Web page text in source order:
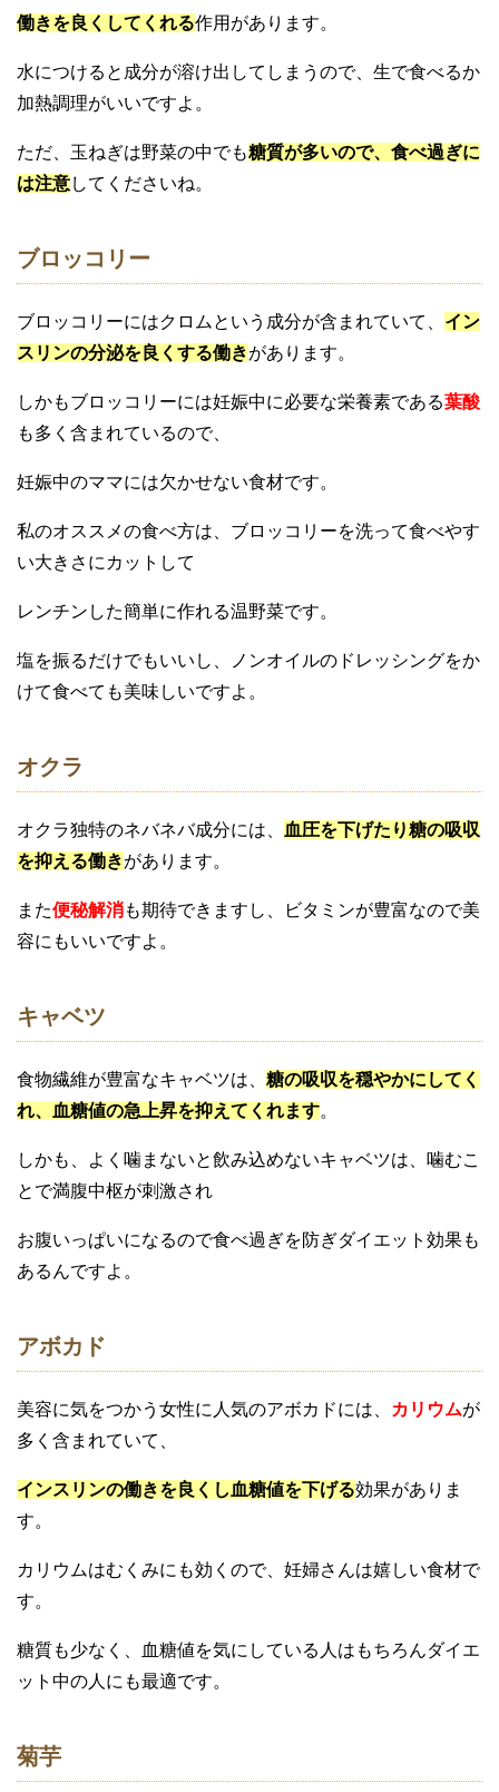
働きを良くしてくれる作用があります。
水につけると成分が溶け出してしまうので、生で食べるか
加熱調理がいいですよ。
ただ、玉ねぎは野菜の中でも糖質が多いので、食べ過ぎに
は注意してくださいね。
ブロッコリー
ブロッコリーにはクロムという成分が含まれていて
イン
スリンの分泌を良くする働きがあります。
しかもブロッコリーには妊娠中に必要な栄養素である葉酸
も多く含まれているので、
妊娠中のママには欠かせない食材です。
私のオススメの食べ方は、ブロッコリーを洗って食べやす
い大きさにカットして
レンチンした簡単に作れる温野菜です。
塩を振るだけでもいいし、ノンオイルのドレッシングをか
けて食べても美味しいですよ。
オクラ
オクラ独特のネバネバ成分には、
血圧を下げたり糖の吸収
を抑える働きがあります。
また便秘解消も期待できますし、ビタミンが豊富なので美
容にもいいですよ。
キャベツ
食物繊維が豊富なキャベツは、 糖の吸収を穏やかにしてく
れ、血糖値の急上昇を抑えてくれます。
しかも、よく噛まないと飲み込めないキャベツは、噛むこ
とで満腹中枢が刺激され
お腹いっぱいになるので食べ過ぎを防ぎダイエット効果も
あるんですよ。
アボカド
美容に気をつかう女性に人気のアボカドには、 カリウムが
多く含まれていて、
インスリンの働きを良くし血糖値を下げる効果がありま
す。
カリウムはむくみにも効くので、妊婦さんは嬉しい食材で
す。
糖質も少なく、血糖値を気にしている人はもちろんダイエ
ット中の人にも最適です。
菊芋